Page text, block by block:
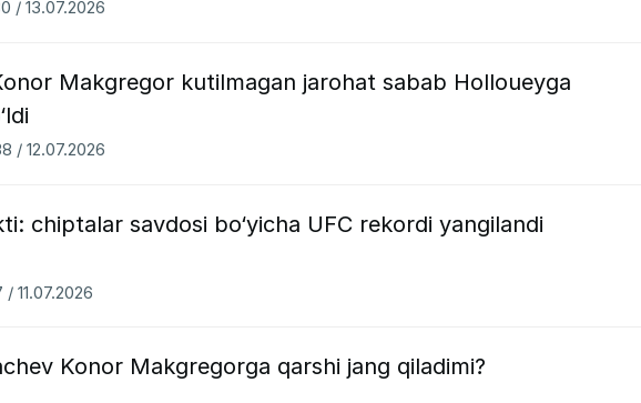
/ 13.07.2026
Makgregor kutilmagan jarohat sabab Holloueyga
/ 12.07.2026
chiptalar savdosi bo‘yicha UFC rekordi yangilandi
/ 11.07.2026
Konor Makgregorga qarshi jang qiladimi?